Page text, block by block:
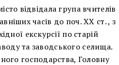
відвідала група вчителів
часів до поч. ХХ ст. , з
екскурсії по старій
та заводського селища.
господарства, Головну